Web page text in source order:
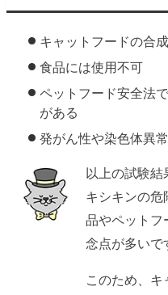
キャットフードの合
食品には使用不可
ペットフード安全法
がある
発がん性や染色体異
以上の試験結
キシキンの危
品やペットフ
念点が多いで
このため、